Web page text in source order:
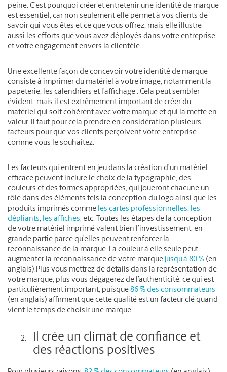
peine. C’est pourquoi créer et entretenir une identité de marque
est essentiel, car non seulement elle permet à vos clients de
savoir qui vous êtes et ce que vous offrez, mais elle illustre
aussi les efforts que vous avez déployés dans votre entreprise
et votre engagement envers la clientèle.
Une excellente façon de concevoir votre identité de marque
consiste à imprimer du matériel à votre image, notamment la
papeterie, les calendriers et l’affichage . Cela peut sembler
évident, mais il est extrêmement important de créer du
matériel qui soit cohérent avec votre marque et qui la mette en
valeur. Il faut pour cela prendre en considération plusieurs
facteurs pour que vos clients perçoivent votre entreprise
comme vous le souhaitez.
Les facteurs qui entrent en jeu dans la création d’un matériel
efficace peuvent inclure le choix de la typographie, des
couleurs et des formes appropriées, qui joueront chacune un
rôle dans des éléments tels la conception du logo ainsi que les
produits imprimés comme les cartes professionnelles, les
dépliants, les affiches, etc. Toutes les étapes de la conception
de votre matériel imprimé valent bien l’investissement, en
grande partie parce qu’elles peuvent renforcer la
reconnaissance de la marque. La couleur à elle seule peut
augmenter la reconnaissance de votre marque jusqu’à 80 % (en
anglais).Plus vous mettrez de détails dans la représentation de
votre marque, plus vous dégagerez de l’authenticité, ce qui est
particulièrement important, puisque 86 % des consommateurs
(en anglais) affirment que cette qualité est un facteur clé quand
vient le temps de choisir une marque.
Il crée un climat de confiance et
des réactions positives